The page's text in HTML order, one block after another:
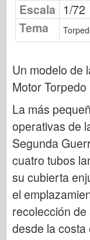
Publicación
Señal de
Potencia del
Waffen-
Maquetas
Academia
Modelos ace
AFV Club
Airfix
Fuerza Aérea
Modelo AZ
Escala 1/72
Tema
Un modelo de
Motor
La más
operativas de
Segunda
cuatro tubos
su cubierta
el
recolección
desde la costa